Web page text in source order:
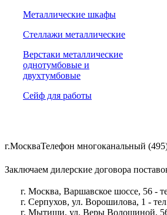
Металлические шкафы
Стеллажи металлические
Верстаки металлические
однотумбовые и
двухтумбовые
Сейф для работы
г.МоскваТелефон многоканальный
Заключаем дилерские договора
г. Москва, Варшавское шоссе, 56 -
г. Серпухов, ул. Ворошилова, 1 -
г. Мытищи, ул. Веры Волошиной,